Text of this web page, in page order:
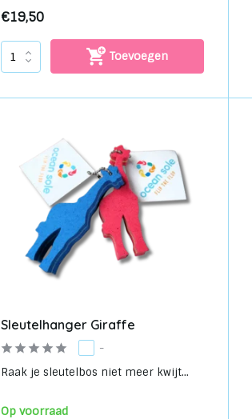
€19,50
Toevoegen
Sleutelhanger Giraffe
-
Raak je sleutelbos niet meer kwijt...
Op voorraad